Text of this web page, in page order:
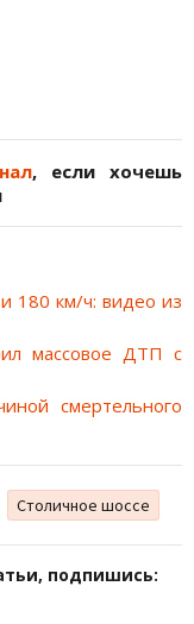
, если хочешь
180 км/ч: видео из
массовое ДТП с
смертельного
Столичное шоссе
подпишись: